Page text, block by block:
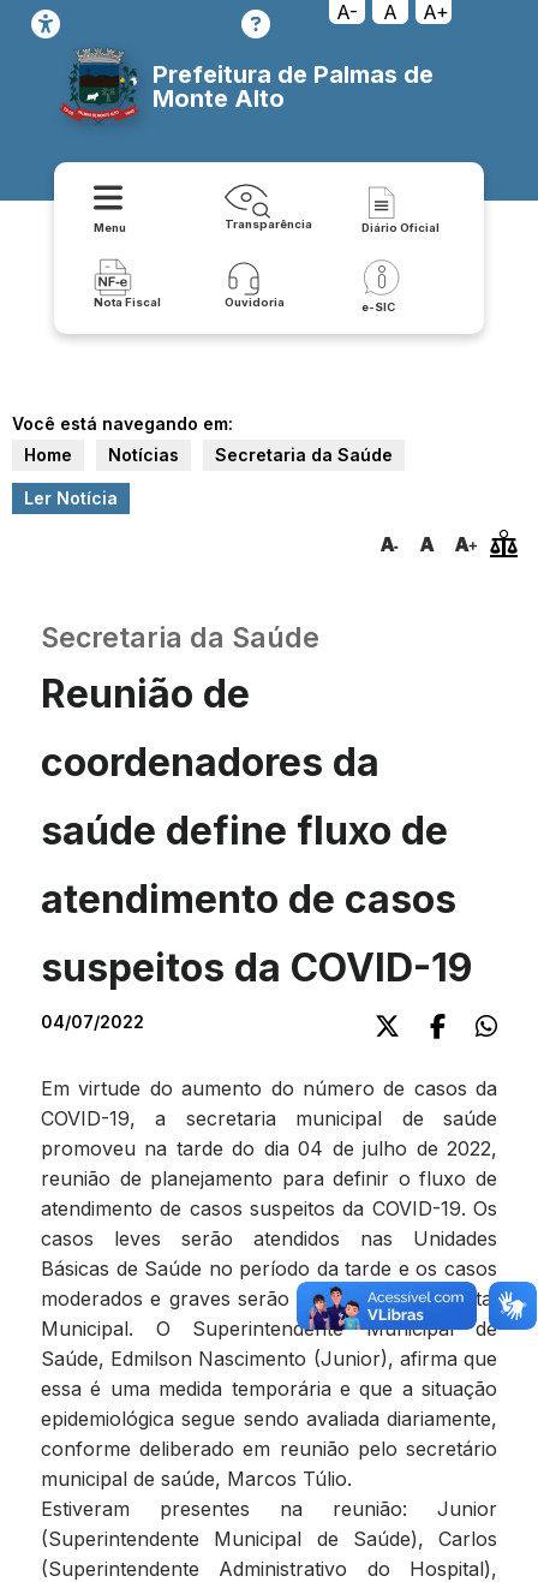
A- A A+
Prefeitura de Palmas de
Monte Alto
Menu Transparência Diário Oficial
Nota Fiscal Ouvidoria e-SIC
Você está navegando em:
Home
Notícias Secretaria da Saúde
Ler Notícia
Secretaria da Saúde
Reunião de
coordenadores da
saúde define fluxo de
atendimento de casos
suspeitos da COVID-19
04/07/2022
Em virtude do aumento do número de casos da
COVID-19, a secretaria municipal de saúde
promoveu na tarde do dia 04 de julho de 2022,
reunião de planejamento para definir o fluxo de
atendimento de casos suspeitos da COVID-19. Os
casos leves serão atendidos nas Unidades
Básicas de Saúde no período da tarde e os casos
moderados e graves serão atendidos no Hospital
Municipal. O Superintendente Municipal de
Saúde, Edmilson Nascimento (Junior), afirma que
essa é uma medida temporária e que a situação
epidemiológica segue sendo avaliada diariamente,
conforme deliberado em reunião pelo secretário
municipal de saúde, Marcos Túlio.
Estiveram presentes na reunião: Junior
(Superintendente Municipal de Saúde), Carlos
(Superintendente Administrativo do Hospital),